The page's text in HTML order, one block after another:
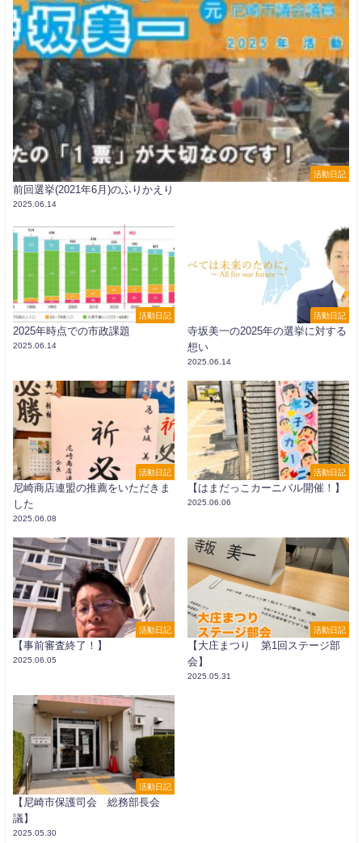
活動日記
前回選挙(2021年6月)のふりかえり
2025.06.14
活動日記
2025年時点での市政課題
2025.06.14
活動日記
寺坂美一の2025年の選挙に対する
想い
2025.06.14
活動日記
尼崎商店連盟の推薦をいただきま
した
2025.06.08
活動日記
【はまだっこカーニバル開催！】
2025.06.06
活動日記
【事前審査終了！】
2025.06.05
活動日記
【大庄まつり 第1回ステージ部
会】
2025.05.31
活動日記
【尼崎市保護司会 総務部長会
議】
2025.05.30